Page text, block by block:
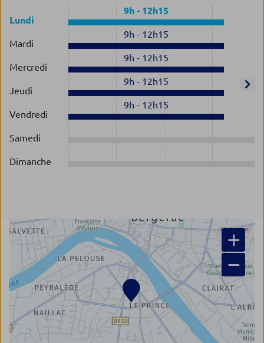
Lundi
9h - 12h15
Mardi
9h - 12h15
Mercredi
9h - 12h15
Jeudi
9h - 12h15
Vendredi
9h - 12h15
Samedi
Dimanche
+
−